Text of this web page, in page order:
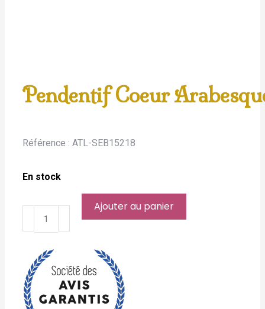
Pendentif Coeur
Référence : ATL-SEB15218
En stock
Coeur
Arabesque
"Amitié"
en
Ajouter au panier